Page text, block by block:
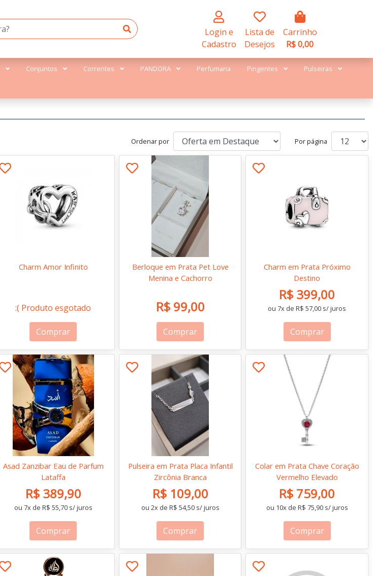
Login e
Cadastro
Lista de
Desejos
Carrinho
R$ 0,00
Conjuntos Correntes PANDORA Perfumaria Pingentes Pulseiras
Ordenar por Por página
Charm Amor Infinito
:( Produto esgotado
Comprar
Berloque em Prata Pet Love
Menina e Cachorro
R$ 99,00
Comprar
Charm em Prata Próximo
Destino
R$ 399,00
ou 7x de R$ 57,00 s/ juros
Comprar
Asad Zanzibar Eau de Parfum
Lataffa
R$ 389,90
ou 7x de R$ 55,70 s/ juros
Comprar
Pulseira em Prata Placa Infantil
Zircônia Branca
R$ 109,00
ou 2x de R$ 54,50 s/ juros
Comprar
Colar em Prata Chave Coração
Vermelho Elevado
R$ 759,00
ou 10x de R$ 75,90 s/ juros
Comprar